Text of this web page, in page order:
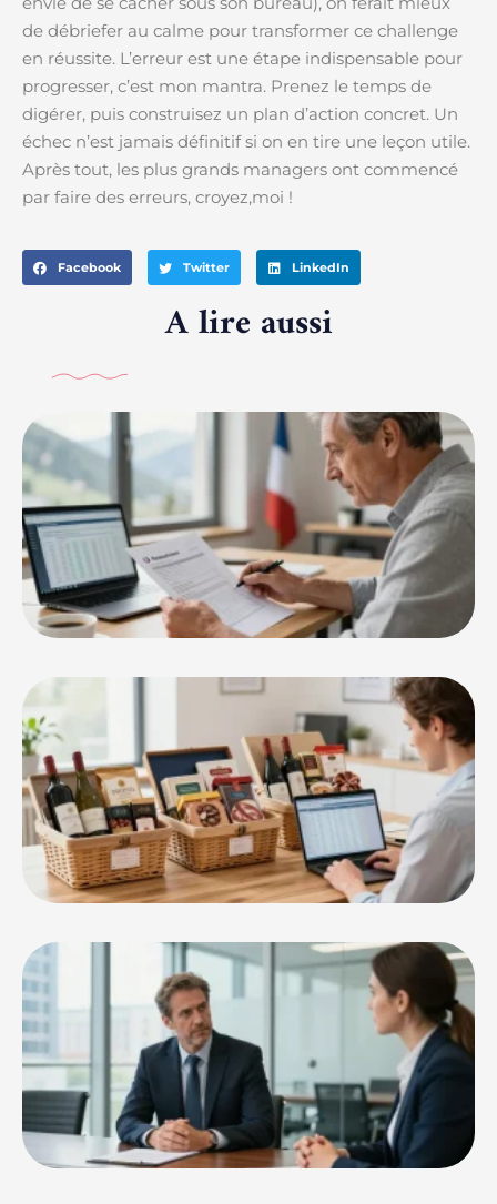
de débriefer au calme pour transformer ce challenge
en réussite. L’erreur est une étape indispensable pour
progresser, c’est mon mantra. Prenez le temps de
digérer, puis construisez un plan d’action concret. Un
échec n’est jamais définitif si on en tire une leçon utile.
Après tout, les plus grands managers ont commencé
par faire des erreurs, croyez,moi !
Facebook Twitter LinkedIn
A lire aussi